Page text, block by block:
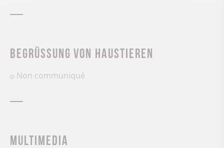
Begrüssung von Haustieren
Non communiqué
Multimedia